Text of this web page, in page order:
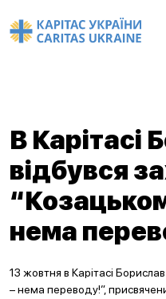
В Карітасі
відбувся
нема
13 жовтня в Карітасі
– нема переводу!”,